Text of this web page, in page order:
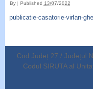
By | Published 13/07/2022
publicatie-casatorie-virlan-
Cod Județ 27 / Județul
Codul SIRUTA al